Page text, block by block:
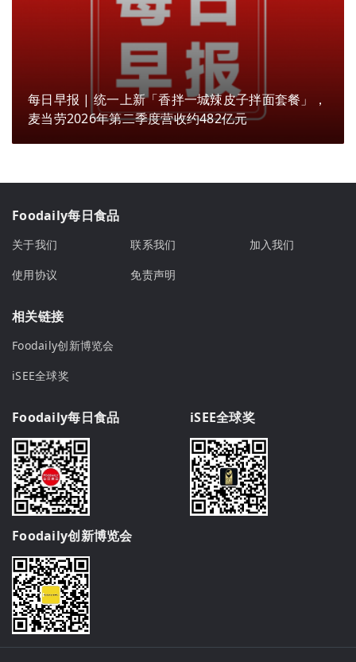
每日早报 | 统一上新「香拌一城辣皮子拌面套餐」，
麦当劳2026年第二季度营收约482亿元
Foodaily每日食品
关于我们 联系我们
加入我们
使用协议
免责声明
相关链接
Foodaily创新博览会
iSEE全球奖
Foodaily每日食品 iSEE全球奖
Foodaily创新博览会